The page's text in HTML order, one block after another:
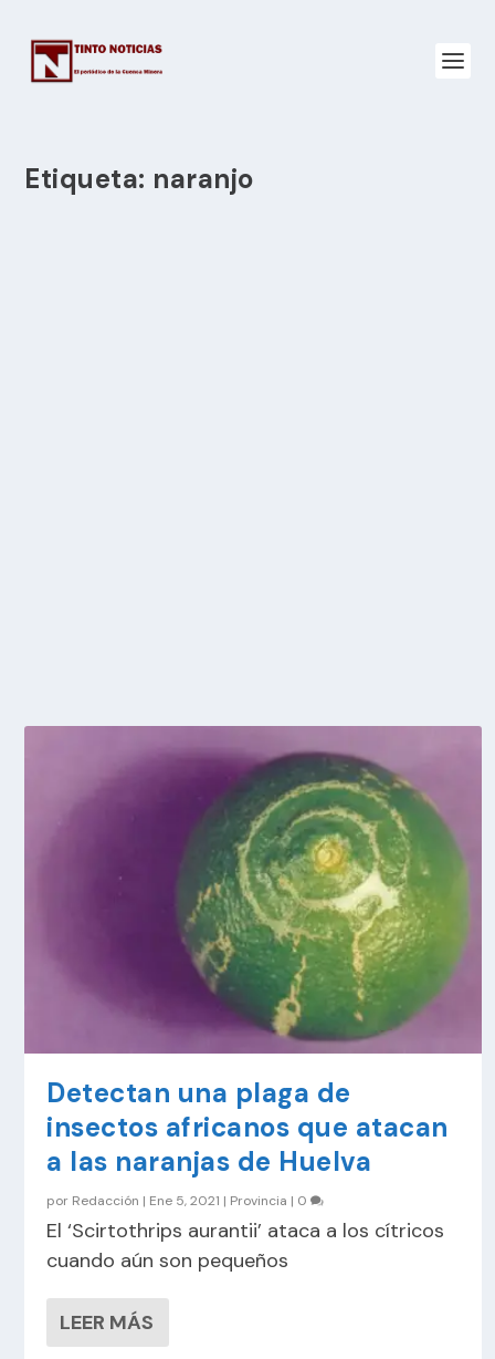
Etiqueta: naranjo
Detectan una plaga de
insectos africanos que atacan
a las naranjas de Huelva
por Redacción | Ene 5, 2021 | Provincia | 0
El ‘Scirtothrips aurantii’ ataca a los cítricos
cuando aún son pequeños
LEER MÁS